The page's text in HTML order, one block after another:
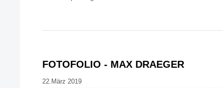
FOTOFOLIO - MAX DRAEGER
22.März 2019